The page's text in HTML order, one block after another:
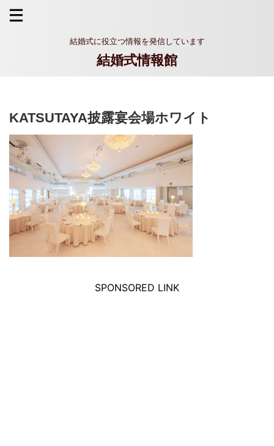
結婚式に役立つ情報を発信しています
結婚式情報館
KATSUTAYA披露宴会場ホワイト
SPONSORED LINK